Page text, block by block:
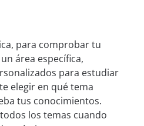
para comprobar tu
área específica,
para estudiar
elegir en qué tema
tus conocimientos.
los temas cuando